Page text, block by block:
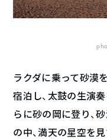
ラクダに乗って砂漠
宿泊し、太鼓の生演
らに砂の岡に登り、
の中、満天の星空を